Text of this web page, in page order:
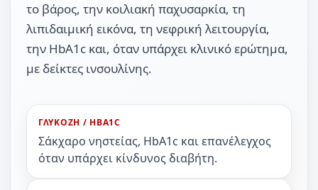
το βάρος, την κοιλιακή παχυσαρκία, τη
λιπιδαιμική εικόνα, τη νεφρική λειτουργία,
την HbA1c και, όταν υπάρχει κλινικό ερώτημα,
με δείκτες ινσουλίνης.
ΓΛΥΚΟΖΗ / HBA1C
Σάκχαρο νηστείας, HbA1c και επανέλεγχος
όταν υπάρχει κίνδυνος διαβήτη.